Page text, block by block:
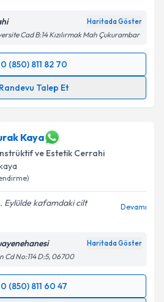
Haritada Göster
Cad B:14 Kızılırmak Mah Çukurambar
0 (850) 811 82 70
Randevu Talep Et
Talebi
e-posta ile bilgilendireceğiz.
işlenmesine ilişkin
kabul ediyorum.
Talebini Gönder
Kaya
ve Estetik Cerrahi
Eylülde kafamdaki cilt
Devamı
Haritada Göster
Cd No:114 D:5, 06700
0 (850) 811 60 47
Talebi